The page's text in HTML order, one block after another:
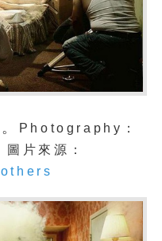
Photography：
片來源：